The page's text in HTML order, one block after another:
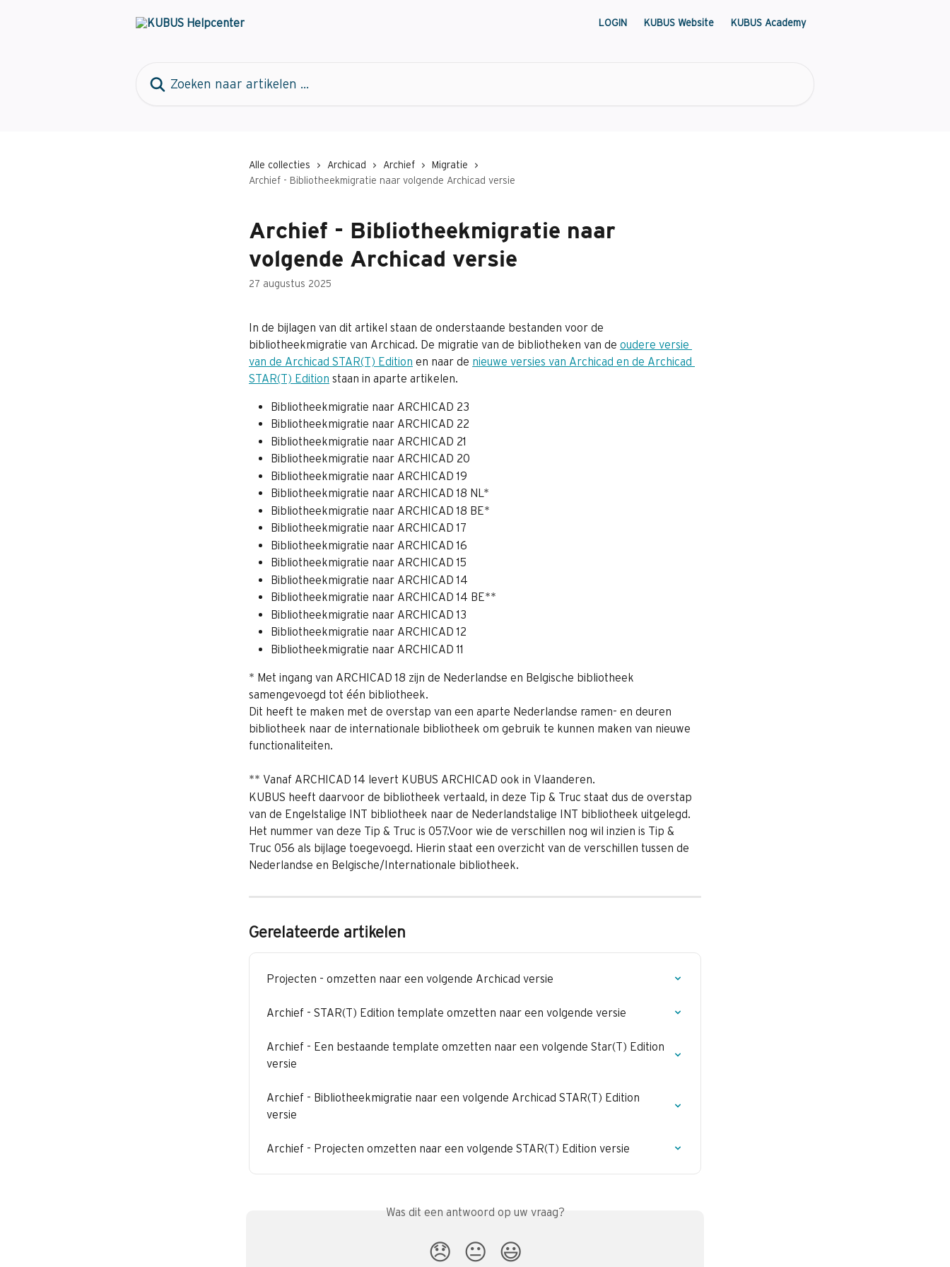
LOGIN KUBUS Website KUBUS Academy
Alle collecties Archicad Archief
Migratie
Archief - Bibliotheekmigratie naar volgende Archicad versie
Archief - Bibliotheekmigratie naar
volgende Archicad versie
27 augustus 2025
In de bijlagen van dit artikel staan de onderstaande bestanden voor de
bibliotheekmigratie van Archicad. De migratie van de bibliotheken van de oudere versie
van de Archicad STAR(T) Edition en naar de nieuwe versies van Archicad en de Archicad
STAR(T) Edition staan in aparte artikelen.
Bibliotheekmigratie naar ARCHICAD 23
Bibliotheekmigratie naar ARCHICAD 22
Bibliotheekmigratie naar ARCHICAD 21
Bibliotheekmigratie naar ARCHICAD 20
Bibliotheekmigratie naar ARCHICAD 19
Bibliotheekmigratie naar ARCHICAD 18 NL*
Bibliotheekmigratie naar ARCHICAD 18 BE*
Bibliotheekmigratie naar ARCHICAD 17
Bibliotheekmigratie naar ARCHICAD 16
Bibliotheekmigratie naar ARCHICAD 15
Bibliotheekmigratie naar ARCHICAD 14
Bibliotheekmigratie naar ARCHICAD 14 BE**
Bibliotheekmigratie naar ARCHICAD 13
Bibliotheekmigratie naar ARCHICAD 12
Bibliotheekmigratie naar ARCHICAD 11
* Met ingang van ARCHICAD 18 zijn de Nederlandse en Belgische bibliotheek
samengevoegd tot één bibliotheek.
Dit heeft te maken met de overstap van een aparte Nederlandse ramen- en deuren
bibliotheek naar de internationale bibliotheek om gebruik te kunnen maken van nieuwe
functionaliteiten.
** Vanaf ARCHICAD 14 levert KUBUS ARCHICAD ook in Vlaanderen.
KUBUS heeft daarvoor de bibliotheek vertaald, in deze Tip & Truc staat dus de overstap
van de Engelstalige INT bibliotheek naar de Nederlandstalige INT bibliotheek uitgelegd.
Het nummer van deze Tip & Truc is 057.Voor wie de verschillen nog wil inzien is Tip &
Truc 056 als bijlage toegevoegd. Hierin staat een overzicht van de verschillen tussen de
Nederlandse en Belgische/Internationale bibliotheek.
Gerelateerde artikelen
Projecten - omzetten naar een volgende Archicad versie
Archief - STAR(T) Edition template omzetten naar een volgende versie
Archief - Een bestaande template omzetten naar een volgende Star(T) Edition
versie
Archief - Bibliotheekmigratie naar een volgende Archicad STAR(T) Edition
versie
Archief - Projecten omzetten naar een volgende STAR(T) Edition versie
Was dit een antwoord op uw vraag?
😞 😐 😃